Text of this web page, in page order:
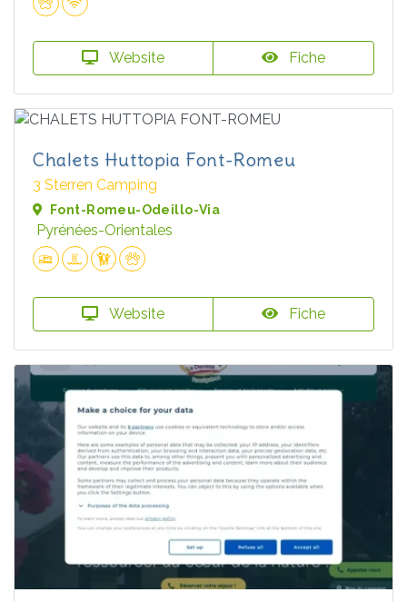
Website Fiche
Chalets Huttopia Font-Romeu
3 Sterren Camping
Font-Romeu-Odeillo-Via
Pyrénées-Orientales
Website Fiche